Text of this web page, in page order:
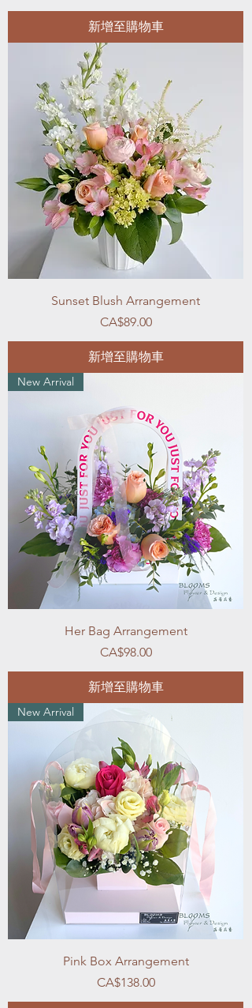
新增至購物車
Sunset Blush Arrangement
價格
CA$89.00
新增至購物車
New Arrival
Her Bag Arrangement
價格
CA$98.00
新增至購物車
New Arrival
Pink Box Arrangement
價格
CA$138.00